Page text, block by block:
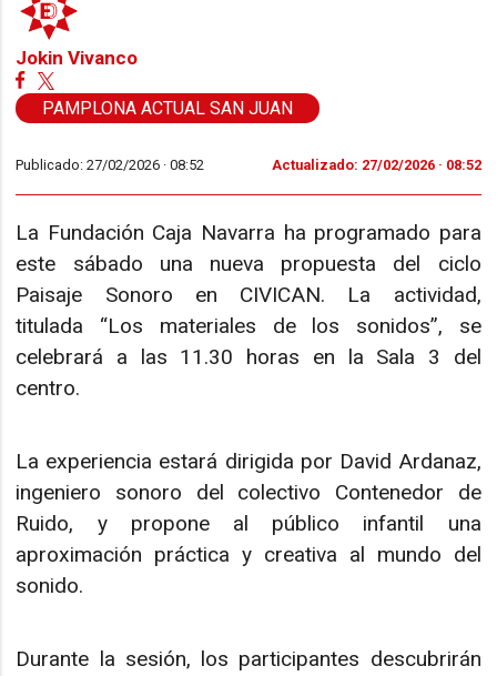
Jokin Vivanco
PAMPLONA ACTUAL SAN JUAN
Publicado: 27/02/2026 ·08:52 Actualizado: 27/02/2026 · 08:52
La Fundación Caja Navarra ha programado para
este sábado una nueva propuesta del ciclo
Paisaje Sonoro en CIVICAN. La actividad,
titulada “Los materiales de los sonidos”, se
celebrará a las 11.30 horas en la Sala 3 del
centro.
La experiencia estará dirigida por David Ardanaz,
ingeniero sonoro del colectivo Contenedor de
Ruido, y propone al público infantil una
aproximación práctica y creativa al mundo del
sonido.
Durante la sesión, los participantes descubrirán